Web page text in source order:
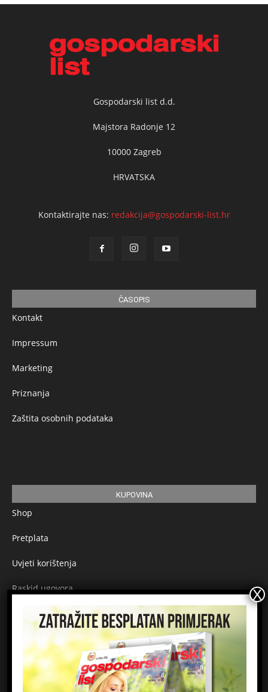
Gospodarski list d.d.
Majstora Radonje 12
10000 Zagreb
HRVATSKA
Kontaktirajte nas: redakcija@gospodarski-list.hr
ČASOPIS
Kontakt
Impressum
Marketing
Priznanja
Zaštita osobnih podataka
KUPOVINA
Shop
Pretplata
Uvjeti korištenja
Raskid ugovora
Načini plaćanja
Sigurnost plaćanja
Prijavite se na newsletter